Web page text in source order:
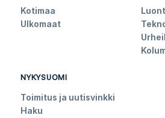
Kotimaa
Ulkomaat
NYKYSUOMI
Toimitus ja uutisvinkki
Haku